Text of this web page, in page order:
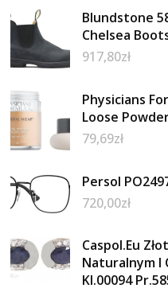
Blundstone
Chelsea
917,80zł
Physicians
Loose
79,69zł
Persol
720,00zł
Caspol.Eu
Naturalnym I
Kl.00094